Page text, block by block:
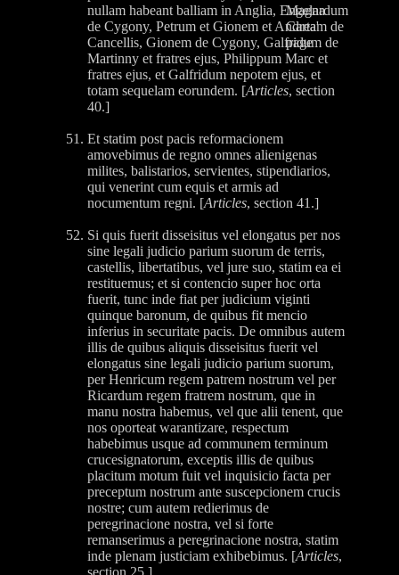
nullam habeant balliam in Anglia, Engelardum
de Cygony, Petrum et Gionem et Andream de
Cancellis, Gionem de Cygony, Galfridum de
Martinny et fratres ejus, Philippum Marc et
fratres ejus, et Galfridum nepotem ejus, et
totam sequelam eorundem. [Articles, section
40.]
Et statim post pacis reformacionem
amovebimus de regno omnes alienigenas
milites, balistarios, servientes, stipendiarios,
qui venerint cum equis et armis ad
nocumentum regni. [Articles, section 41.]
Si quis fuerit disseisitus vel elongatus per nos
sine legali judicio parium suorum de terris,
castellis, libertatibus, vel jure suo, statim ea ei
restituemus; et si contencio super hoc orta
fuerit, tunc inde fiat per judicium viginti
quinque baronum, de quibus fit mencio
inferius in securitate pacis. De omnibus autem
illis de quibus aliquis disseisitus fuerit vel
elongatus sine legali judicio parium suorum,
per Henricum regem patrem nostrum vel per
Ricardum regem fratrem nostrum, que in
manu nostra habemus, vel que alii tenent, que
nos oporteat warantizare, respectum
habebimus usque ad communem terminum
crucesignatorum, exceptis illis de quibus
placitum motum fuit vel inquisicio facta per
preceptum nostrum ante suscepcionem crucis
nostre; cum autem redierimus de
peregrinacione nostra, vel si forte
remanserimus a peregrinacione nostra, statim
inde plenam justiciam exhibebimus. [Articles,